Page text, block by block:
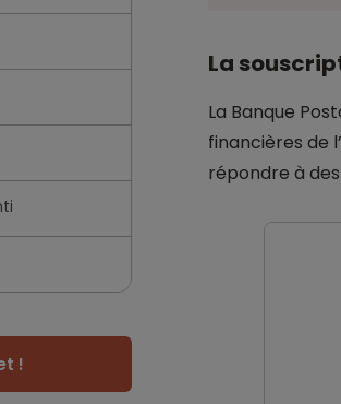
!
La
La Banque
financières de
répondre à